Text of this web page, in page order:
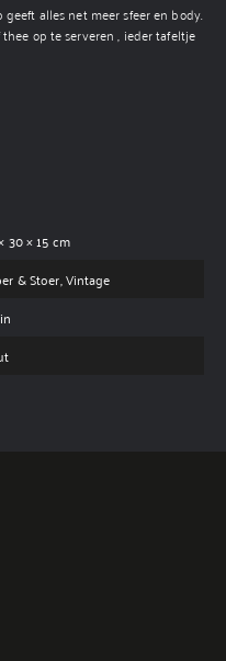
alles net meer sfeer en body.
op te serveren , ieder tafeltje
30 × 15 cm
& Stoer, Vintage